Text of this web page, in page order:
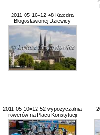
2011-05-10=12-48 Katedra
Błogosławionej Dziewicy
2011-05-10=12-52 wypożyczalnia
rowerów na Placu Konstytucji